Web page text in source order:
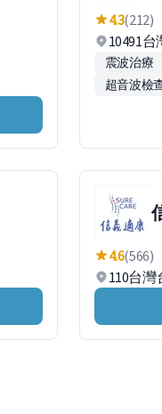
4.3(212)
10491
震波治療
超音波檢
4.6(566)
110台